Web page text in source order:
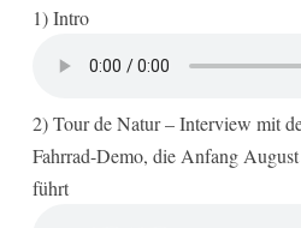
1) Intro
2) Tour de Natur – Interview mit
Fahrrad-Demo, die Anfang
führt